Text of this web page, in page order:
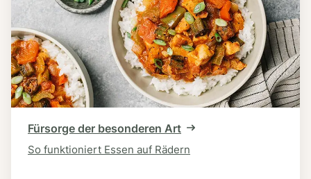
Fürsorge der besonderen Art
So funktioniert Essen auf Rädern